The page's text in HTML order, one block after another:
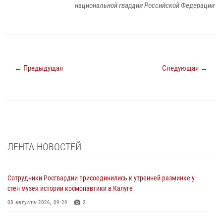
национальной гвардии Российской Федерации
← Предыдущая Следующая →
ЛЕНТА НОВОСТЕЙ
Сотрудники Росгвардии присоединились к утренней разминке у
стен музея истории космонавтики в Калуге
08 августа 2026, 09:29 2